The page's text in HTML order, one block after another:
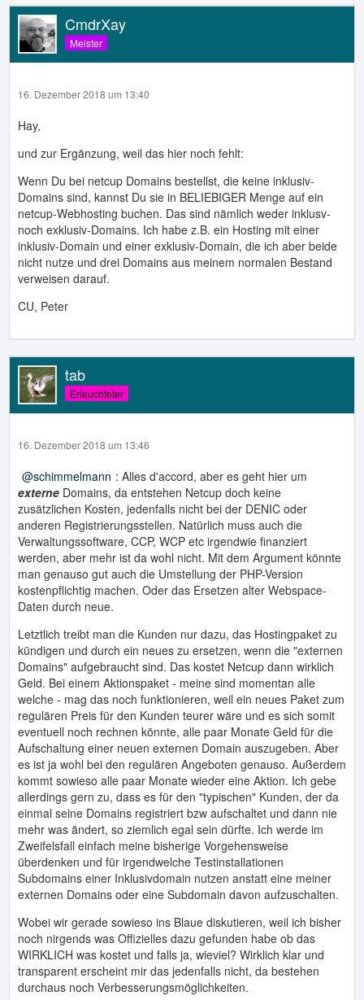
CmdrXay
Meister
16. Dezember 2018 um 13:40
Hay,
und zur Ergänzung, weil das hier noch fehlt:
Wenn Du bei netcup Domains bestellst, die keine inklusiv-
Domains sind, kannst Du sie in BELIEBIGER Menge auf ein
netcup-Webhosting buchen. Das sind nämlich weder inklusv-
noch exklusiv-Domains. Ich habe z.B. ein Hosting mit einer
inklusiv-Domain und einer exklusiv-Domain, die ich aber beide
nicht nutze und drei Domains aus meinem normalen Bestand
verweisen darauf.
CU, Peter
tab
Erleuchteter
16. Dezember 2018 um 13:46
schimmelmann : Alles d'accord, aber es geht hier um
externe Domains, da entstehen Netcup doch keine
zusätzlichen Kosten, jedenfalls nicht bei der DENIC oder
anderen Registrierungsstellen. Natürlich muss auch die
Verwaltungssoftware, CCP, WCP etc irgendwie finanziert
werden, aber mehr ist da wohl nicht. Mit dem Argument könnte
man genauso gut auch die Umstellung der PHP-Version
kostenpflichtig machen. Oder das Ersetzen alter Webspace-
Daten durch neue.
Letztlich treibt man die Kunden nur dazu, das Hostingpaket zu
kündigen und durch ein neues zu ersetzen, wenn die "externen
Domains" aufgebraucht sind. Das kostet Netcup dann wirklich
Geld. Bei einem Aktionspaket - meine sind momentan alle
welche - mag das noch funktionieren, weil ein neues Paket zum
regulären Preis für den Kunden teurer wäre und es sich somit
eventuell noch rechnen könnte, alle paar Monate Geld für die
Aufschaltung einer neuen externen Domain auszugeben. Aber
es ist ja wohl bei den regulären Angeboten genauso. Außerdem
kommt sowieso alle paar Monate wieder eine Aktion. Ich gebe
allerdings gern zu, dass es für den "typischen" Kunden, der da
einmal seine Domains registriert bzw aufschaltet und dann nie
mehr was ändert, so ziemlich egal sein dürfte. Ich werde im
Zweifelsfall einfach meine bisherige Vorgehensweise
überdenken und für irgendwelche Testinstallationen
Subdomains einer Inklusivdomain nutzen anstatt eine meiner
externen Domains oder eine Subdomain davon aufzuschalten.
Wobei wir gerade sowieso ins Blaue diskutieren, weil ich bisher
noch nirgends was Offizielles dazu gefunden habe ob das
WIRKLICH was kostet und falls ja, wieviel? Wirklich klar und
transparent erscheint mir das jedenfalls nicht, da bestehen
durchaus noch Verbesserungsmöglichkeiten.